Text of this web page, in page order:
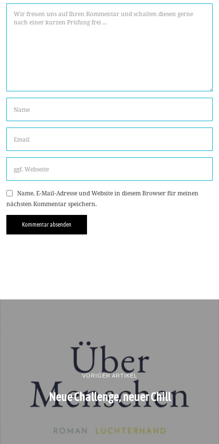
Name, E-Mail-Adresse und Website in diesem Browser für meinen
nächsten Kommentar speichern.
VORIGER ARTIKEL
Neue Challenge, neuer Chill